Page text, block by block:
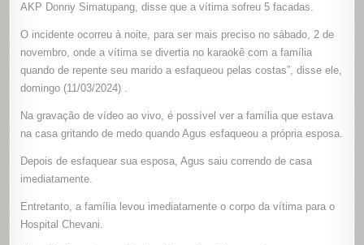
AKP Donny Simatupang, disse que a vítima sofreu 5 facadas.
O incidente ocorreu à noite, para ser mais preciso no sábado, 2 de
novembro, onde a vítima se divertia no karaokê com a família
quando de repente seu marido a esfaqueou pelas costas”, disse ele,
domingo (11/03/2024) .
Na gravação de vídeo ao vivo, é possível ver a família que estava
na casa gritando de medo quando Agus esfaqueou a própria esposa.
Depois de esfaquear sua esposa, Agus saiu correndo de casa
imediatamente.
Entretanto, a família levou imediatamente o corpo da vítima para o
Hospital Chevani.